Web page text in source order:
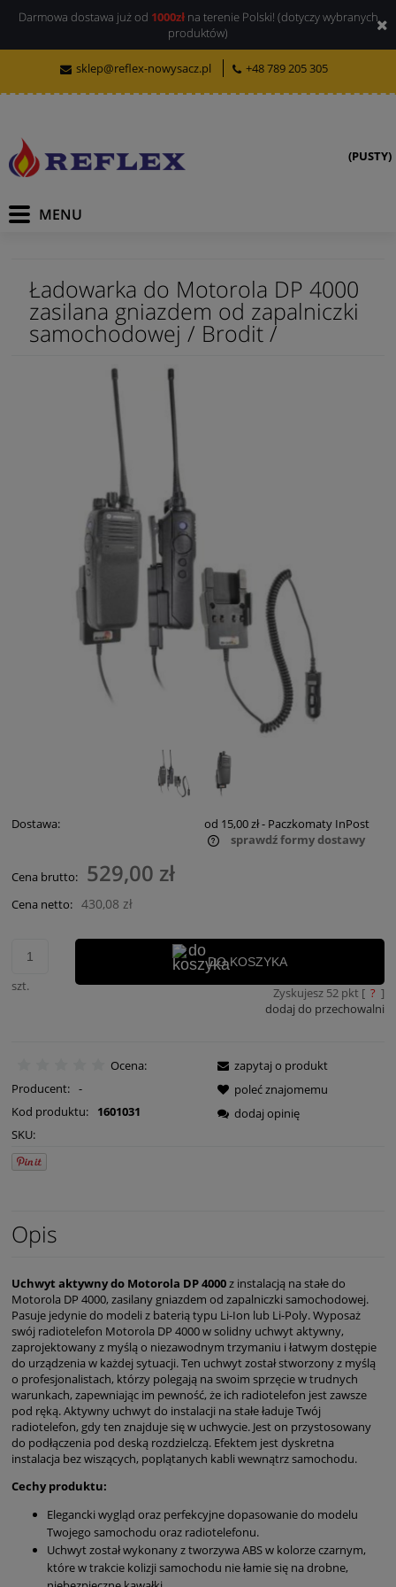
Darmowa dostawa już od 1000złna terenie Polski! (dotyczy wybranych
produktów)
sklep@reflex-nowysacz.pl +48 789 205 305
(PUSTY)
Ładowarka do Motorola DP 4000
zasilana gniazdem od zapalniczki
samochodowej / Brodit /
Dostawa: od 15,00 zł- Paczkomaty InPost
sprawdź formy dostawy
Cena brutto: 529,00 zł
Cena netto: 430,08 zł
szt.
DO KOSZYKA
Zyskujesz 52pkt [ ? ]
dodaj do przechowalni
Ocena:
Producent: -
Kod produktu:
1601031
SKU:
zapytaj o produkt
poleć znajomemu
dodaj opinię
Opis
Uchwyt aktywny do Motorola DP 4000z instalacją na stałe do
Motorola DP 4000, zasilany gniazdem od zapalniczki samochodowej.
Pasuje jedynie do modeli z baterią typu Li-Ion lub Li-Poly. Wyposaż
swój radiotelefon Motorola DP 4000 w solidny uchwyt aktywny,
zaprojektowany z myślą o niezawodnym trzymaniu i łatwym dostępie
do urządzenia w każdej sytuacji. Ten uchwyt został stworzony z myślą
o profesjonalistach, którzy polegają na swoim sprzęcie w trudnych
warunkach, zapewniając im pewność, że ich radiotelefon jest zawsze
pod ręką. Aktywny uchwyt do instalacji na stałe ładuje Twój
radiotelefon, gdy ten znajduje się w uchwycie. Jest on przystosowany
do podłączenia pod deską rozdzielczą. Efektem jest dyskretna
instalacja bez wiszących, poplątanych kabli wewnątrz samochodu.
Cechy produktu:
Elegancki wygląd oraz perfekcyjne dopasowanie do modelu
Twojego samochodu oraz radiotelefonu.
Uchwyt został wykonany z tworzywa ABS w kolorze czarnym,
które w trakcie kolizji samochodu nie łamie się na drobne,